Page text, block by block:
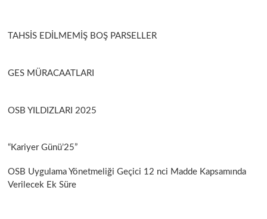
TAHSİS EDİLMEMİŞ BOŞ PARSELLER
GES MÜRACAATLARI
OSB YILDIZLARI 2025
“Kariyer Günü’25”
OSB Uygulama Yönetmeliği Geçici 12 nci Madde Kapsamında
Verilecek Ek Süre